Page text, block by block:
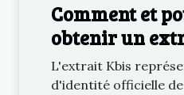
Comment et
obtenir un
votre
L'extrait Kbis
d'identité officielle